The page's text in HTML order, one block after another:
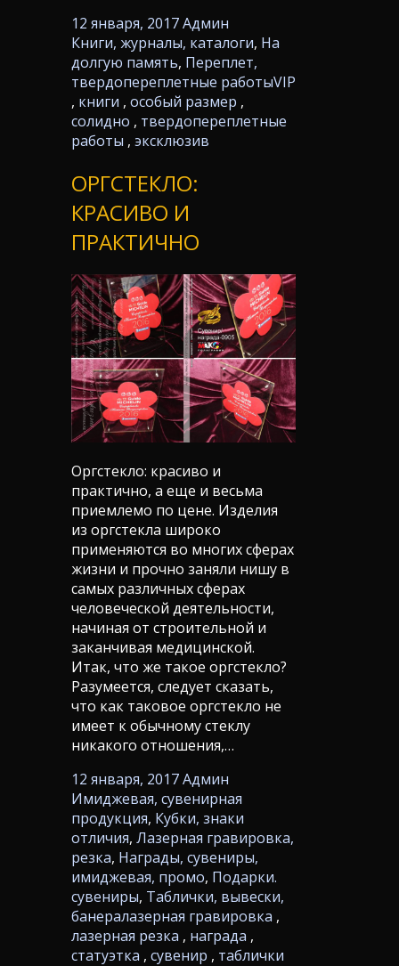
12 января, 2017 Админ
Книги, журналы, каталоги, На
долгую память, Переплет,
твердопереплетные работыVIP
, книги , особый размер ,
солидно , твердопереплетные
работы , эксклюзив
ОРГСТЕКЛО:
КРАСИВО И
ПРАКТИЧНО
Оргстекло: красиво и
практично, а еще и весьма
приемлемо по цене. Изделия
из оргстекла широко
применяются во многих сферах
жизни и прочно заняли нишу в
самых различных сферах
человеческой деятельности,
начиная от строительной и
заканчивая медицинской.
Итак, что же такое оргстекло?
Разумеется, следует сказать,
что как таковое оргстекло не
имеет к обычному стеклу
никакого отношения,…
12 января, 2017 Админ
Имиджевая, сувенирная
продукция, Кубки, знаки
отличия, Лазерная гравировка,
резка, Награды, сувениры,
имиджевая, промо, Подарки.
сувениры, Таблички, вывески,
банералазерная гравировка ,
лазерная резка , награда ,
статуэтка , сувенир , таблички